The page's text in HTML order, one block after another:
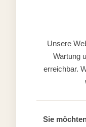
Unsere
Wartung
erreichbar.
Sie